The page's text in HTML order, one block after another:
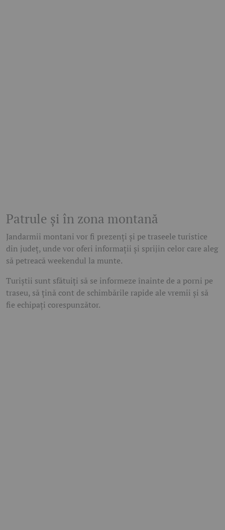
Patrule și în zona montană
Jandarmii montani vor fi prezenți și pe traseele turistice
din județ, unde vor oferi informații și sprijin celor care aleg
să petreacă weekendul la munte.
Turiștii sunt sfătuiți să se informeze înainte de a porni pe
traseu, să țină cont de schimbările rapide ale vremii și să
fie echipați corespunzător.